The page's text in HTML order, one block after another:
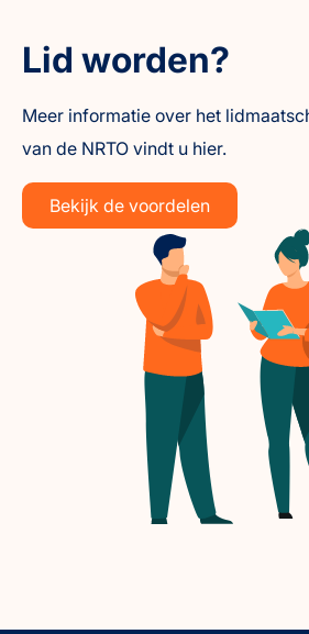
Lid worden?
Meer informatie over het
van de NRTO vindt u hier.
Bekijk de voordelen